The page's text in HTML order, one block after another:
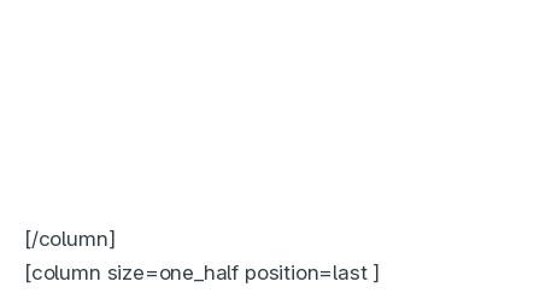
[/column]
[column size=one_half position=last ]